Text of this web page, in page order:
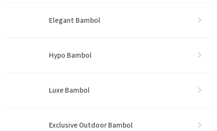
Elegant Bambol
Hypo Bambol
Luxe Bambol
Exclusive Outdoor Bambol